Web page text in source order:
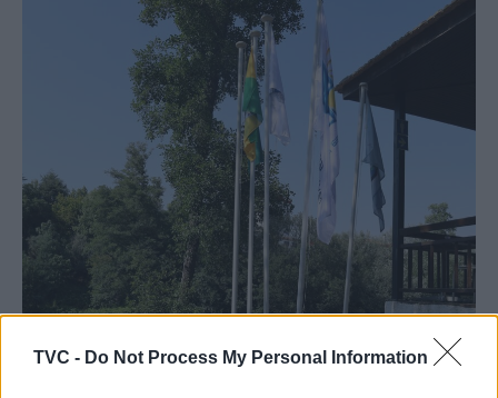
TVC - Do Not Process My Personal Information